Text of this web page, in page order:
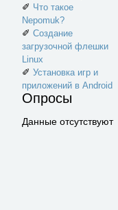
✐ Что такое
Nepomuk?
✐ Создание
загрузочной флешки
Linux
✐ Установка игр и
приложений в Android
Опросы
Данные отсутствуют